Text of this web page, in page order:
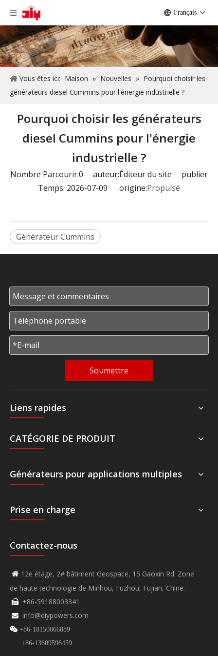
Français
Vous êtes ici: Maison » Nouvelles » Pourquoi choisir les
générateurs diesel Cummins pour l'énergie industrielle ?
Pourquoi choisir les générateurs
diesel Cummins pour l'énergie
industrielle ?
Nombre Parcourir:0 auteur:Éditeur du site publier
Temps: 2026-07-09 origine:Propulsé
Générateur Cummins
Soumettre
Liens rapides
CATÉGORIE DE PRODUIT
Générateurs pour applications multiples
Prise en charge
Contactez-nous
 12e étage, 2# bâtiment Geospace, 15 Gaoxin Rd. Zone
de haute technologie de Minhou, Fuzhou, Fujian, Chine.
 +86-59188003341
 info@diypowers.com
 +86-18150066889
+86-13609596459